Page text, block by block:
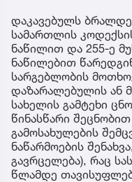
დაკავებულს
სამართლის
ნაწილით და 255-ე
ნაწილებით
სარგებლობის
დაზარალებულის ან
სახელის გამტეხი
წინასწარი
გამოსახულების
ნაწარმოების
გავრცელება), რაც
წლამდე